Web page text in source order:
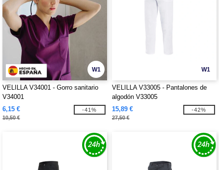
W1
VELILLA V34001 - Gorro sanitario
V34001
6,15 €
10,50 €
-41%
W1
VELILLA V33005 - Pantalones de
algodón V33005
15,89 €
27,50 €
-42%